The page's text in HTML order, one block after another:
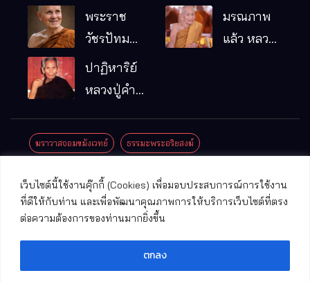
เว็บไซต์นี้ใช้งานคุ๊กกี้ (Cookies) เพื่อมอบประสบการณ์การใช้งาน
ที่ดีให้กับท่าน และเพื่อพัฒนาคุณภาพการให้บริการเว็บไซต์ที่ตรง
ต่อความต้องการของท่านมากยิ่งขึ้น
ตกลง
พระอริยเจ้า
ผู้เป็นบิดา
รมฐาน
หมากอื๋อ
พระราช
วัชรปัทม
คุณ (หลวง
ปู่บัวเกตุ
แล้ว วัดป่า
อ.แม่ริม
จ.เชียงใหม่
มรณภาพ
แล้ว หลวง
ปาฏิหาริย์
หลวงปู่คำ
มณี
ฆราวาสจอมขมังเวทย์ ธรรมะพระอริยสงฆ์
ปาฏิหาริย์พระเครื่อง
พระพุทธรูปศักดิ์สิทธิ์ วัดที่สําคัญ